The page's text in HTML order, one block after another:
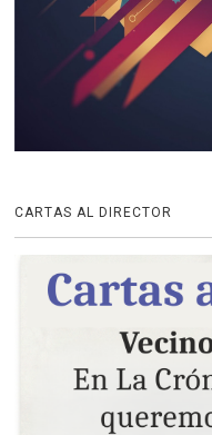
CARTAS AL DIRECTOR